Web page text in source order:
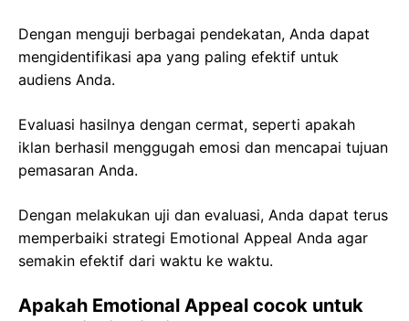
Dengan menguji berbagai pendekatan, Anda dapat
mengidentifikasi apa yang paling efektif untuk
audiens Anda.
Evaluasi hasilnya dengan cermat, seperti apakah
iklan berhasil menggugah emosi dan mencapai tujuan
pemasaran Anda.
Dengan melakukan uji dan evaluasi, Anda dapat terus
memperbaiki strategi Emotional Appeal Anda agar
semakin efektif dari waktu ke waktu.
Apakah Emotional Appeal cocok untuk